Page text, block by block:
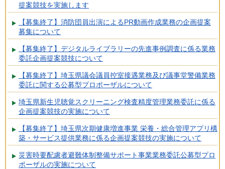
提案競技を実施します
【募集終了】消防団員出演によるPR動画作成業務の企画提案
募集について
【募集終了】デジタルライブラリーの先進事例調査に係る業務
委託企画提案競技について
【募集終了】埼玉県議会議員控室接遇業務及び議事堂警備業務
委託に関する公募型プロポーザルについて
埼玉県新生児聴覚スクリーニング検査精度管理業務委託に係る
企画提案競技の実施について
【募集終了】埼玉県次期健康増進事業 栄養・総合管理アプリ構
築・サービス提供業務に係る企画提案競技の実施について
災害時要配慮者避難体制整備サポート事業業務委託公募型プロ
ポーザルの実施について